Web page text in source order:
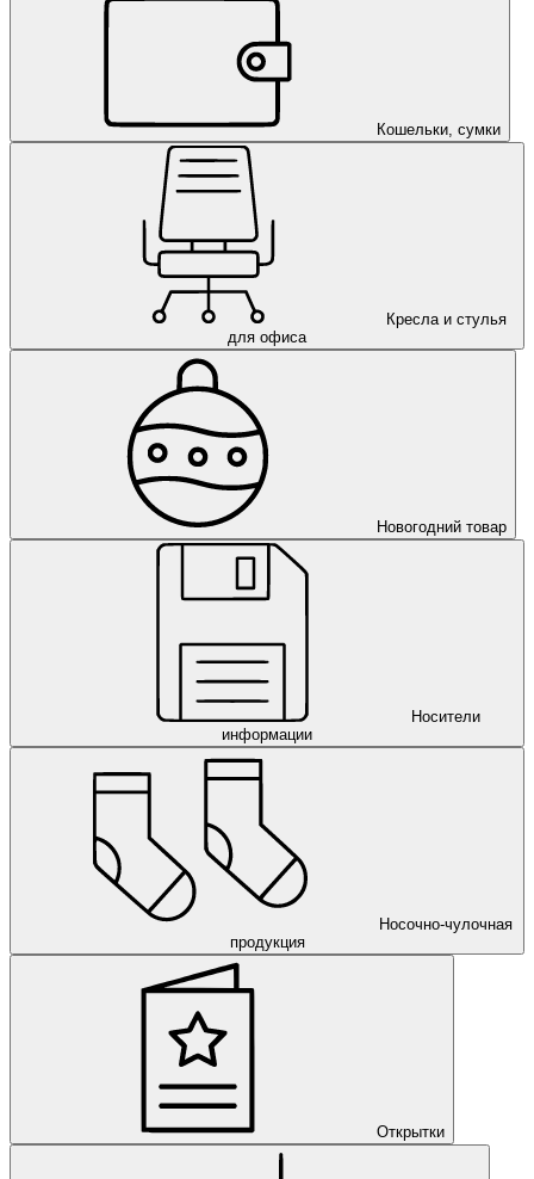
Кошельки, сумки
Кресла и стулья
для офиса
Новогодний товар
Носители
информации
Носочно-чулочная
продукция
Открытки